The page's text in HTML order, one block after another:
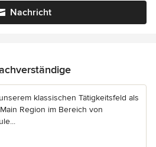
Nachricht
klassischen Tätigkeitsfeld als
Region im Bereich von